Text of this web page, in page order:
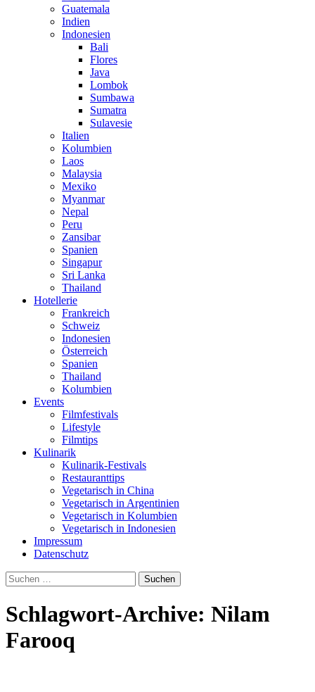
Guatemala
Indien
Indonesien
Bali
Flores
Java
Lombok
Sumbawa
Sumatra
Sulavesie
Italien
Kolumbien
Laos
Malaysia
Mexiko
Myanmar
Nepal
Peru
Zansibar
Spanien
Singapur
Sri Lanka
Thailand
Hotellerie
Frankreich
Schweiz
Indonesien
Österreich
Spanien
Thailand
Kolumbien
Events
Filmfestivals
Lifestyle
Filmtips
Kulinarik
Kulinarik-Festivals
Restauranttips
Vegetarisch in China
Vegetarisch in Argentinien
Vegetarisch in Kolumbien
Vegetarisch in Indonesien
Impressum
Datenschutz
Suchen
nach:
Schlagwort-Archive: Nilam
Farooq